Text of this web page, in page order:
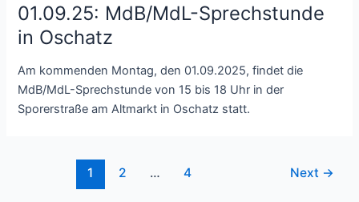
01.09.25: MdB/MdL-Sprechstunde
in Oschatz
Am kommenden Montag, den 01.09.2025, findet die
MdB/MdL-Sprechstunde von 15 bis 18 Uhr in der
Sporerstraße am Altmarkt in Oschatz statt.
1 2 … 4 Next →